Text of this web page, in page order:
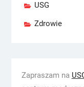
USG
Zdrowie
Zapraszam na